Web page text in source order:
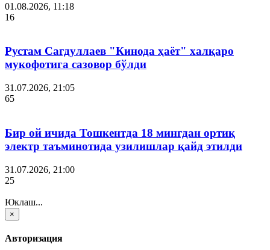
01.08.2026, 11:18
16
Рустам Сагдуллаев "Кинода ҳаёт" халқаро
мукофотига сазовор бўлди
31.07.2026, 21:05
65
Бир ой ичида Тошкентда 18 мингдан ортиқ
электр таъминотида узилишлар қайд этилди
31.07.2026, 21:00
25
Юклаш...
×
Авторизация